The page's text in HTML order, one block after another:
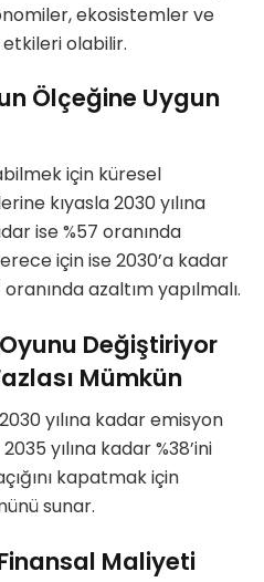
ekosistemler ve
etkileri olabilir.
Ölçeğine Uygun
için küresel
kıyasla 2030 yılına
ise %57 oranında
için ise 2030’a kadar
azaltım yapılmalı.
Değiştiriyor
Mümkün
yılına kadar emisyon
yılına kadar %38’ini
kapatmak için
sunar.
Maliyeti